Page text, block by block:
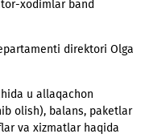
zarur bo‘lsa,
o‘zbek tili
hatto
xodimlar band